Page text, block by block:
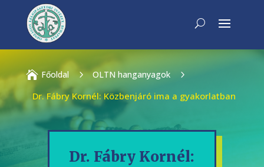
 Főoldal 5 OLTN hanganyagok
5
Dr. Fábry Kornél: Közbenjáró ima a gyakorlatban
Dr. Fábry Kornél: